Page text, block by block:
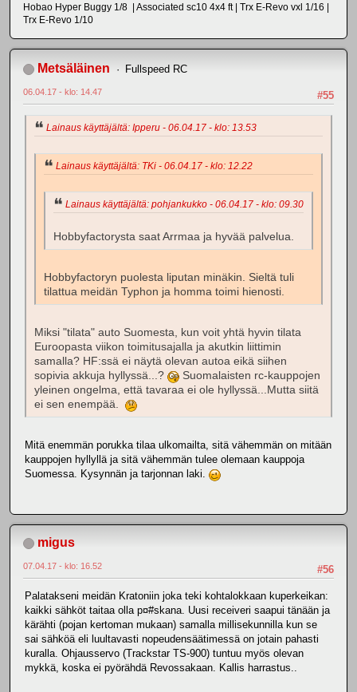
Hobao Hyper Buggy 1/8 | Associated sc10 4x4 ft | Trx E-Revo vxl 1/16 |
Trx E-Revo 1/10
Metsäläinen Fullspeed RC
#55
06.04.17 - klo: 14.47
Lainaus käyttäjältä: Ipperu - 06.04.17 - klo: 13.53
Lainaus käyttäjältä: TKi - 06.04.17 - klo: 12.22
Lainaus käyttäjältä: pohjankukko - 06.04.17 - klo: 09.30
Hobbyfactorysta saat Arrmaa ja hyvää palvelua.
Hobbyfactoryn puolesta liputan minäkin. Sieltä tuli
tilattua meidän Typhon ja homma toimi hienosti.
Miksi "tilata" auto Suomesta, kun voit yhtä hyvin tilata
Euroopasta viikon toimitusajalla ja akutkin liittimin
samalla? HF:ssä ei näytä olevan autoa eikä siihen
sopivia akkuja hyllyssä...?
Suomalaisten rc-kauppojen
yleinen ongelma, että tavaraa ei ole hyllyssä...Mutta siitä
ei sen enempää.
Mitä enemmän porukka tilaa ulkomailta, sitä vähemmän on mitään
kauppojen hyllyllä ja sitä vähemmän tulee olemaan kauppoja
Suomessa. Kysynnän ja tarjonnan laki.
migus
#56
07.04.17 - klo: 16.52
Palatakseni meidän Kratoniin joka teki kohtalokkaan kuperkeikan:
kaikki sähköt taitaa olla p¤#skana. Uusi receiveri saapui tänään ja
kärähti (pojan kertoman mukaan) samalla millisekunnilla kun se
sai sähköä eli luultavasti nopeudensäätimessä on jotain pahasti
kuralla. Ohjausservo (Trackstar TS-900) tuntuu myös olevan
mykkä, koska ei pyörähdä Revossakaan. Kallis harrastus..